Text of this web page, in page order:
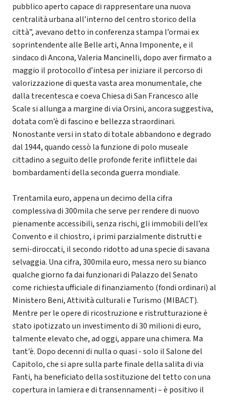
pubblico aperto capace di rappresentare una nuova
centralità urbana all’interno del centro storico della
città”, avevano detto in conferenza stampa l’ormai ex
soprintendente alle Belle arti, Anna Imponente, e il
sindaco di Ancona, Valeria Mancinelli, dopo aver firmato a
maggio il protocollo d’intesa per iniziare il percorso di
valorizzazione di questa vasta area monumentale, che
dalla trecentesca e coeva Chiesa di San Francesco alle
Scale si allunga a margine di via Orsini, ancora suggestiva,
dotata com’è di fascino e bellezza straordinari.
Nonostante versi in stato di totale abbandono e degrado
dal 1944, quando cessò la funzione di polo museale
cittadino a seguito delle profonde ferite inflittele dai
bombardamenti della seconda guerra mondiale.
Trentamila euro, appena un decimo della cifra
complessiva di 300mila che serve per rendere di nuovo
pienamente accessibili, senza rischi, gli immobili dell’ex
Convento e il chiostro, i primi parzialmente distrutti e
semi-diroccati, il secondo ridotto ad una specie di savana
selvaggia. Una cifra, 300mila euro, messa nero su bianco
qualche giorno fa dai funzionari di Palazzo del Senato
come richiesta ufficiale di finanziamento (fondi ordinari) al
Ministero Beni, Attività culturali e Turismo (MIBACT).
Mentre per le opere di ricostruzione e ristrutturazione è
stato ipotizzato un investimento di 30 milioni di euro,
talmente elevato che, ad oggi, appare una chimera. Ma
tant’è. Dopo decenni di nulla o quasi - solo il Salone del
Capitolo, che si apre sulla parte finale della salita di via
Fanti, ha beneficiato della sostituzione del tetto con una
copertura in lamiera e di transennamenti – è positivo il